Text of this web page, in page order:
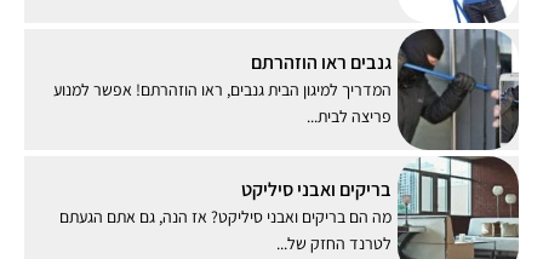
גנבים ראו הוזהרתם
המדריך למיגון הבית גנבים, ראו הוזהרתם! אפשר למנוע
פריצה לבית...
בריקים ואבני סיליקט
מה הם בריקים ואבני סיליקט? אז הנה, גם אתם הגעתם
לטרנד החזק של...